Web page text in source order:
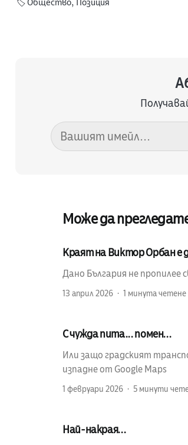
🏷️Общество, Позиция
Може да
Краят на Виктор Орбан е
Дано България не пропилее
13 април 2026 1 минута четене
С чужда пита... помен...
Или защо градският
изпадне от Google Maps
1 февруари 2026 5 минути
Най-накрая...